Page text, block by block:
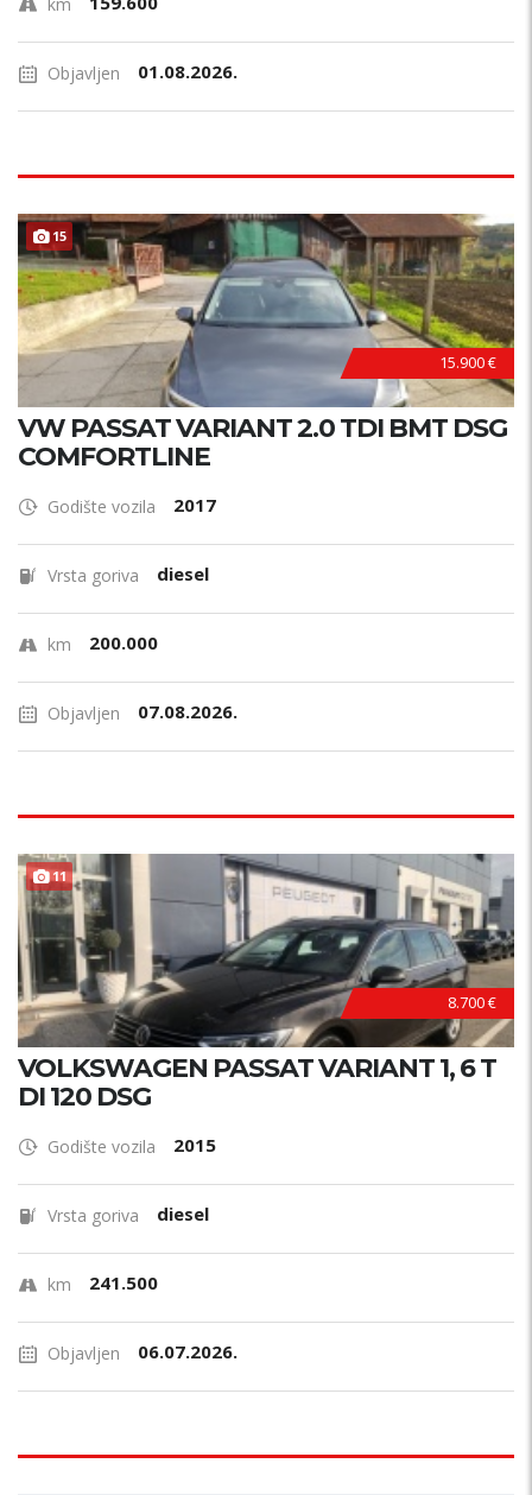
Objavljen 01.08.2026.
15
15.900 €
VW PASSAT VARIANT 2.0 TDI BMT DSG
COMFORTLINE
Godište vozila 2017
Vrsta goriva diesel
km 200.000
Objavljen 07.08.2026.
11
8.700 €
VOLKSWAGEN PASSAT VARIANT 1, 6 T
DI 120 DSG
Godište vozila 2015
Vrsta goriva diesel
km 241.500
Objavljen 06.07.2026.